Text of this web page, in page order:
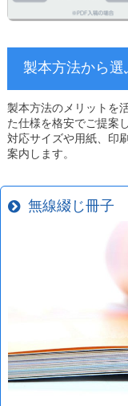
製本方法から選
製本方法のメリットを
た仕様を格安でご提案
対応サイズや用紙、印
案内します。
無線綴じ冊子